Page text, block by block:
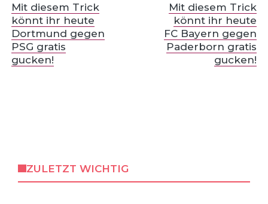
Mit diesem Trick
könnt ihr heute
Dortmund gegen
PSG gratis
gucken!
Mit diesem Trick
könnt ihr heute
FC Bayern gegen
Paderborn gratis
gucken!
ZULETZT WICHTIG